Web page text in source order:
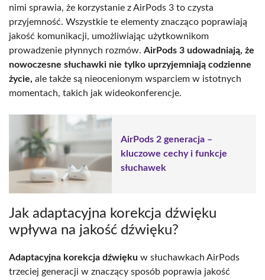
nimi sprawia, że korzystanie z AirPods 3 to czysta
przyjemność. Wszystkie te elementy znacząco poprawiają
jakość komunikacji, umożliwiając użytkownikom
prowadzenie płynnych rozmów. AirPods 3 udowadniają, że
nowoczesne słuchawki nie tylko uprzyjemniają codzienne
życie, ale także są nieocenionym wsparciem w istotnych
momentach, takich jak wideokonferencje.
AirPods 2 generacja –
kluczowe cechy i funkcje
słuchawek
Jak adaptacyjna korekcja dźwięku
wpływa na jakość dźwięku?
Adaptacyjna korekcja dźwięku w słuchawkach AirPods
trzeciej generacji w znaczący sposób poprawia jakość